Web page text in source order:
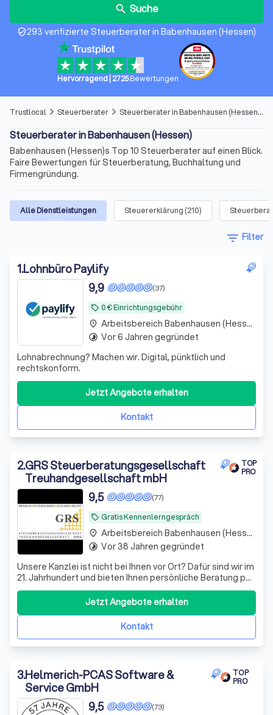
search Suche
verified_user293 verifizierte Steuerberater in Babenhausen (Hessen)
Hervorragend 2725Bewertungen
Trustlocal arrow_forward_ios Steuerberater arrow_forward_ios Steuerberater in Babenhausen (Hessen)
Steuerberater in Babenhausen (Hessen)
Babenhausen (Hessen)s Top 10 Steuerberater auf einen Blick.
Faire Bewertungen für Steuerberatung, Buchhaltung und
Firmengründung.
Alle Dienstleistungen Steuererklärung (210)
filter_list Filter
1.Lohnbüro Paylify
local_offer 0 € Einrichtungsgebühr
(37)
9,9
Lohnabrechnung? Machen wir. Digital, pünktlich und
rechtskonform.
Kontakt
Jetzt Angebote erhalten
place Arbeitsbereich Babenhausen (Hessen)
timelapse Vor 6 Jahren gegründet
2.GRS Steuerberatungsgesellschaft
Treuhandgesellschaft mbH
TOP
PRO
local_offer Gratis Kennenlerngespräch
(77)
9,5
Unsere Kanzlei ist nicht bei Ihnen vor Ort? Dafür sind wir im
21. Jahrhundert und bieten Ihnen persönliche Beratung per
Video, WhatsApp und anderen Medien - wir sehen uns!
Datenaustausch - digital
Kontakt
Jetzt Angebote erhalten
place Arbeitsbereich Babenhausen (Hessen)
timelapse Vor 38 Jahren gegründet
3.Helmerich-PCAS Software &
Service GmbH
TOP
PRO
(73)
9,5